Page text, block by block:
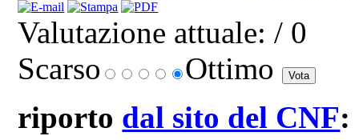
Valutazione attuale: / 0
Scarso
Ottimo
riporto dal sito del CNF: